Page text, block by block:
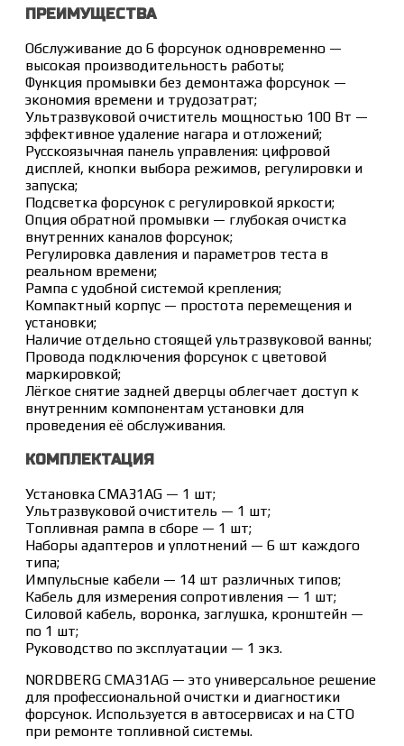
ПРЕИМУЩЕСТВА
Обслуживание до 6 форсунок одновременно —
высокая производительность работы;
Функция промывки без демонтажа форсунок —
экономия времени и трудозатрат;
Ультразвуковой очиститель мощностью 100 Вт —
эффективное удаление нагара и отложений;
Русскоязычная панель управления: цифровой
дисплей, кнопки выбора режимов, регулировки и
запуска;
Подсветка форсунок с регулировкой яркости;
Опция обратной промывки — глубокая очистка
внутренних каналов форсунок;
Регулировка давления и параметров теста в
реальном времени;
Рампа с удобной системой крепления;
Компактный корпус — простота перемещения и
установки;
Наличие отдельно стоящей ультразвуковой ванны;
Провода подключения форсунок с цветовой
маркировкой;
Лёгкое снятие задней дверцы облегчает доступ к
внутренним компонентам установки для
проведения её обслуживания.
КОМПЛЕКТАЦИЯ
Установка CMA31AG — 1 шт;
Ультразвуковой очиститель — 1 шт;
Топливная рампа в сборе — 1 шт;
Наборы адаптеров и уплотнений — 6 шт каждого
типа;
Импульсные кабели — 14 шт различных типов;
Кабель для измерения сопротивления — 1 шт;
Силовой кабель, воронка, заглушка, кронштейн —
по 1 шт;
Руководство по эксплуатации — 1 экз.
NORDBERG CMA31AG — это универсальное решение
для профессиональной очистки и диагностики
форсунок. Используется в автосервисах и на СТО
при ремонте топливной системы.